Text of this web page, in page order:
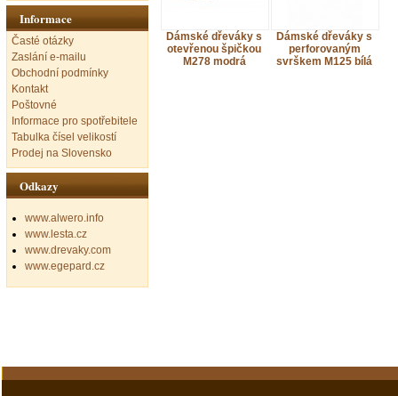
Dámské dřeváky s
otevřenou špičkou
M278 modrá
Dámské dřeváky s
perforovaným
svrškem M125 bílá
Informace
Časté otázky
Zaslání e-mailu
Obchodní podmínky
Kontakt
Poštovné
Informace pro spotřebitele
Tabulka čísel velikostí
Prodej na Slovensko
Odkazy
www.alwero.info
www.lesta.cz
www.drevaky.com
www.egepard.cz